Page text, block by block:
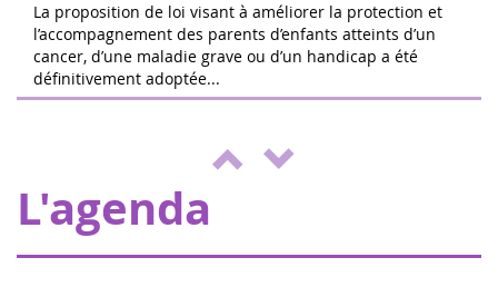
La proposition de loi visant à améliorer la protection et
l’accompagnement des parents d’enfants atteints d’un
cancer, d’une maladie grave ou d’un handicap a été
définitivement adoptée...
L'agenda
04
Les 24h de Boissy le Cutté
L'équipe de Running Pour L'espoir
d'animations au profit d'Eva pour la vie et
de l'ENVOL, pour soutenir les enfants m...